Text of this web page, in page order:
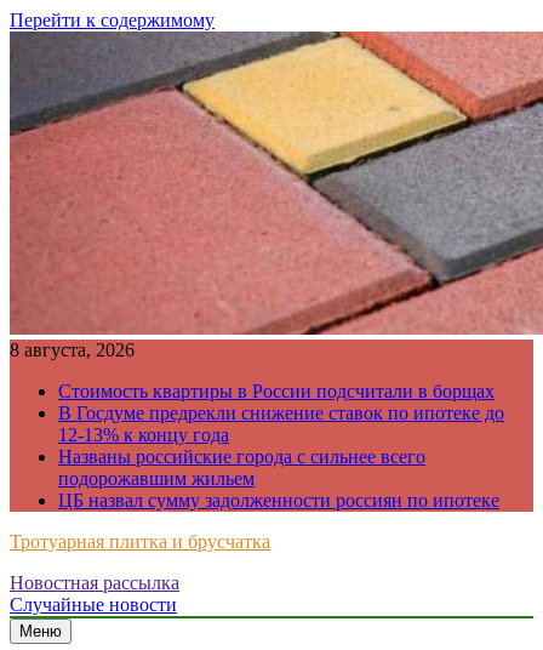
Перейти к содержимому
8 августа, 2026
Стоимость квартиры в России подсчитали в борщах
В Госдуме предрекли снижение ставок по ипотеке до
12-13% к концу года
Названы российские города с сильнее всего
подорожавшим жильем
ЦБ назвал сумму задолженности россиян по ипотеке
Тротуарная плитка и брусчатка
Just another WordPress site
Новостная рассылка
Случайные новости
Меню